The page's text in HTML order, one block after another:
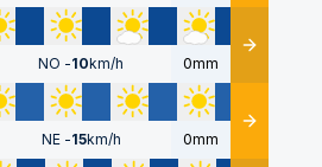
NO -10km/h 0mm Détails
NE -15km/h 0mm Détails